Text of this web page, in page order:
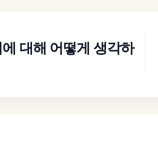
대해 어떻게 생각하